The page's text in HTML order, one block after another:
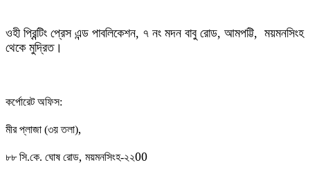
ওহী প্রিন্টিং প্রেস এন্ড পাবলিকেশন, ৭ নং মদন বাবু রোড, আমপট্টি, ময়মনসিংহ
থেকে মুদ্রিত।
কর্পোরেট অফিস:
মীর প্লাজা (৩য় তলা),
৮৮ সি.কে. ঘোষ রোড, ময়মনসিংহ-২২00